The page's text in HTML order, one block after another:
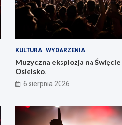
KULTURA WYDARZENIA
Muzyczna eksplozja na
Osielsko!
6 sierpnia 2026